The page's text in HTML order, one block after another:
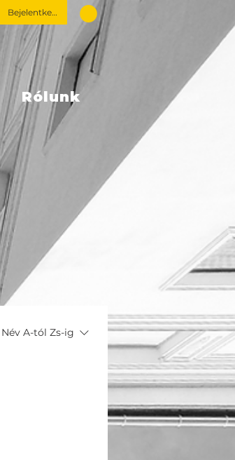
Bejelentkezés
Rólunk
Név A-tól Zs-ig